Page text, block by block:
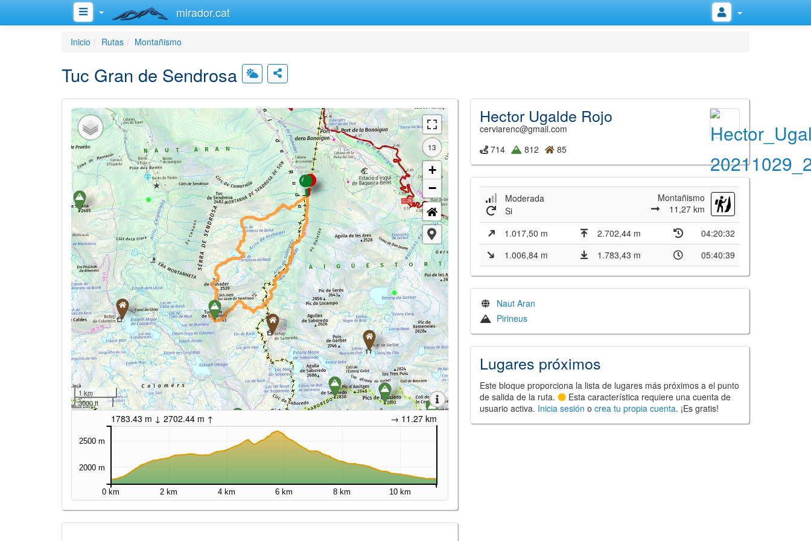
mirador.cat
Inicio Rutas Montañismo
Tuc Gran de Sendrosa
13
+
−
1 km
3000 ft
1783.43 m ↓ 2702.44 m ↑ → 11.27 km
0 km 2 km 4 km 6 km 8 km 10 km
2000 m
2500 m
Hector Ugalde Rojo
cerviarenc@gmail.com
714
812 85
Moderada
Montañismo
11,27 km
Si
1.017,50 m
2.702,44 m
04:20:32
1.006,84 m
1.783,43 m 05:40:39
Naut Aran
Pirineus
Lugares próximos
Este bloque proporciona la lista de lugares más próximos a el punto
de salida de la ruta.
Esta característica requiere una cuenta de
usuario activa. Inicia sesión o crea tu propia cuenta. ¡Es gratis!